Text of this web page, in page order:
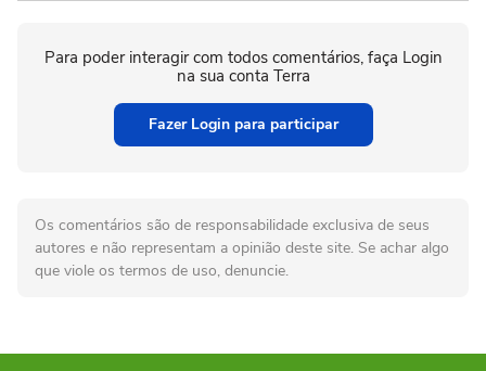
Para poder interagir com todos comentários, faça Login
na sua conta Terra
Fazer Login para participar
Os comentários são de responsabilidade exclusiva de seus
autores e não representam a opinião deste site. Se achar algo
que viole os termos de uso, denuncie.